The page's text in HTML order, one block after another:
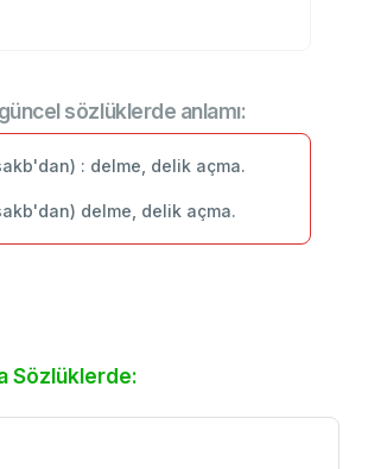
sözlüklerde anlamı:
: delme, delik açma.
delme, delik açma.
Sözlüklerde: